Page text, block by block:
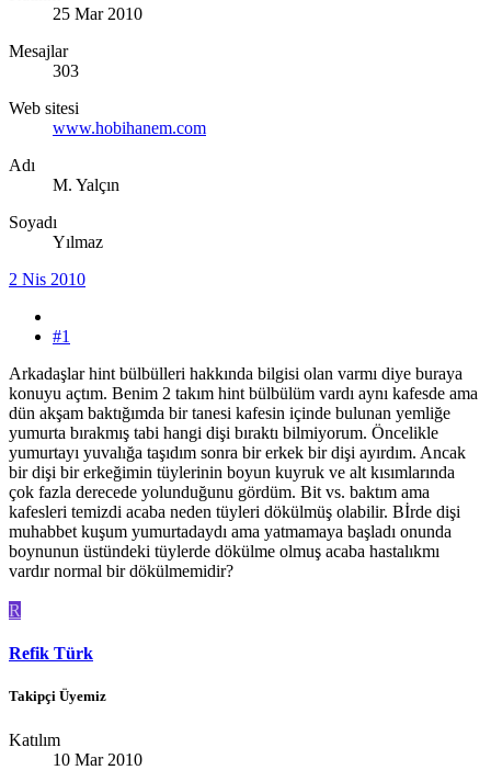
25 Mar 2010
Mesajlar
303
Web sitesi
www.hobihanem.com
Adı
M. Yalçın
Soyadı
Yılmaz
2 Nis 2010
#1
Arkadaşlar hint bülbülleri hakkında bilgisi olan varmı diye buraya
konuyu açtım. Benim 2 takım hint bülbülüm vardı aynı kafesde ama
dün akşam baktığımda bir tanesi kafesin içinde bulunan yemliğe
yumurta bırakmış tabi hangi dişi bıraktı bilmiyorum. Öncelikle
yumurtayı yuvalığa taşıdım sonra bir erkek bir dişi ayırdım. Ancak
bir dişi bir erkeğimin tüylerinin boyun kuyruk ve alt kısımlarında
çok fazla derecede yolunduğunu gördüm. Bit vs. baktım ama
kafesleri temizdi acaba neden tüyleri dökülmüş olabilir. Bİrde dişi
muhabbet kuşum yumurtadaydı ama yatmamaya başladı onunda
boynunun üstündeki tüylerde dökülme olmuş acaba hastalıkmı
vardır normal bir dökülmemidir?
R
Refik Türk
Takipçi Üyemiz
Katılım
10 Mar 2010